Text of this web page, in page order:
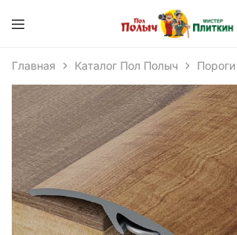
Главная Каталог Пол Полыч Пороги